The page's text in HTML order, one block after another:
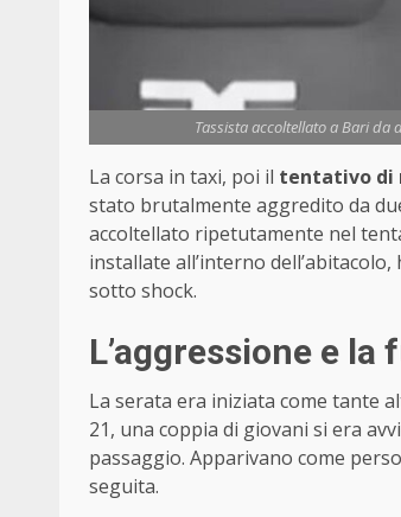
Tassista accoltellato a Bari da
La corsa in taxi, poi il tentativo di
stato brutalmente aggredito da
accoltellato ripetutamente nel
installate all’interno
sotto shock.
L’aggressione e la
La serata era iniziata come tante
21, una coppia di giovani si era
passaggio. Apparivano come
seguita.